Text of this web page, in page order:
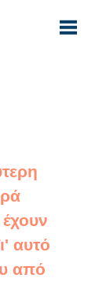
Menu
αυτό
από